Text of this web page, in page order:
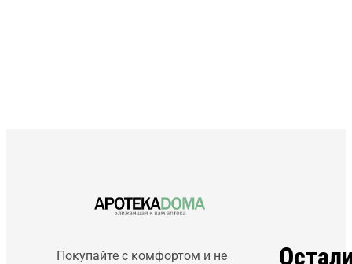
Покупайте с комфортом и не